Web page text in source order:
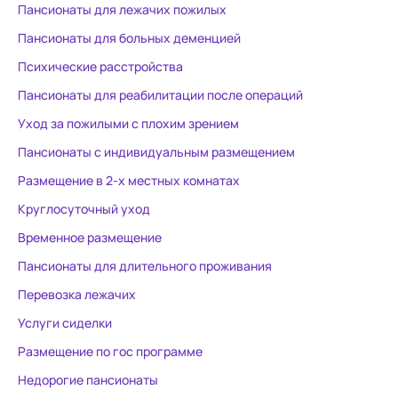
Пансионаты для лежачих пожилых
Пансионаты для больных деменцией
Психические расстройства
Пансионаты для реабилитации после операций
Уход за пожилыми с плохим зрением
Пансионаты с индивидуальным размещением
Размещение в 2-х местных комнатах
Круглосуточный уход
Временное размещение
Пансионаты для длительного проживания
Перевозка лежачих
Услуги сиделки
Размещение по гос программе
Недорогие пансионаты